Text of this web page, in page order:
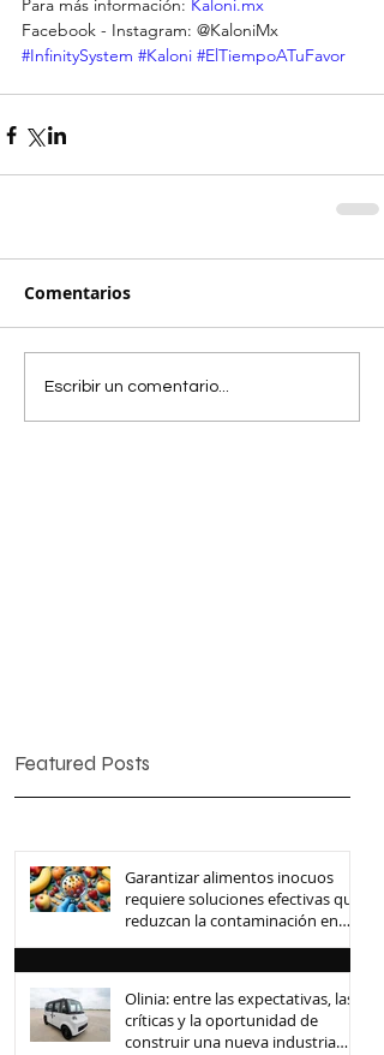
Para más información: Kaloni.mx
Facebook - Instagram: @KaloniMx
#InfinitySystem #Kaloni #ElTiempoATuFavor
Comentarios
Escribir un comentario...
Featured Posts
Garantizar alimentos inocuos
requiere soluciones efectivas que
reduzcan la contaminación en
toda la cadena de suministro
Olinia: entre las expectativas, las
críticas y la oportunidad de
construir una nueva industria